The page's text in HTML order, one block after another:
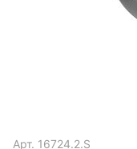
Арт. 16724.2.S